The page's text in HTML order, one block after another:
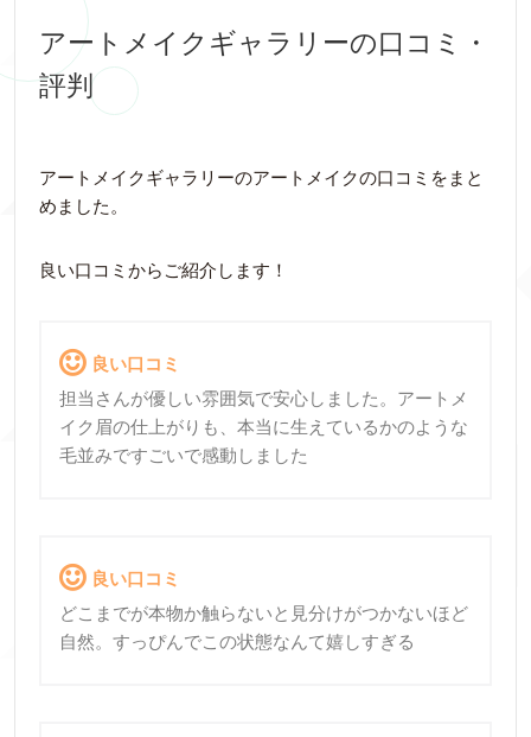
アートメイクギャラリーの口コミ・
評判
アートメイクギャラリーのアートメイクの口コミをまと
めました。
良い口コミからご紹介します！
良い口コミ
担当さんが優しい雰囲気で安心しました。アートメ
イク眉の仕上がりも、本当に生えているかのような
毛並みですごいで感動しました
良い口コミ
どこまでが本物か触らないと見分けがつかないほど
自然。すっぴんでこの状態なんて嬉しすぎる